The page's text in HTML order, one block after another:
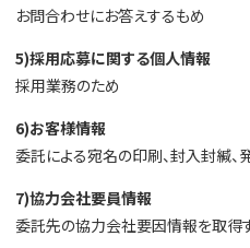
お問合わせにお答えするもめ
5)採用応募に関する個人情報
採用業務のため
6)お客様情報
委託による宛名の印刷、封入封緘、
7)協力会社要員情報
委託先の協力会社要因情報を取得